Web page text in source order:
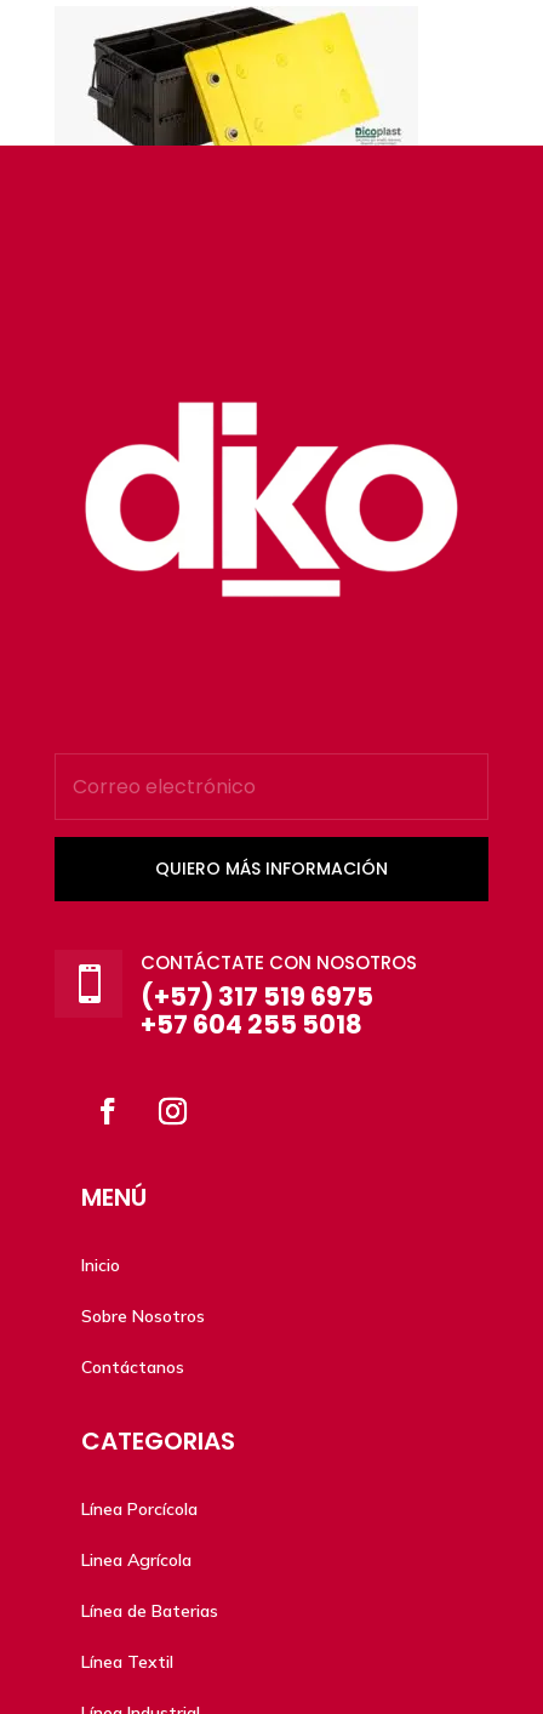
QUIERO MÁS INFORMACIÓN

CONTÁCTATE CON NOSOTROS
(+57) 317 519 6975
+57 604 255 5018
MENÚ
Inicio
Sobre Nosotros
Contáctanos
CATEGORIAS
Línea Porcícola
Linea Agrícola
Línea de Baterias
Línea Textil